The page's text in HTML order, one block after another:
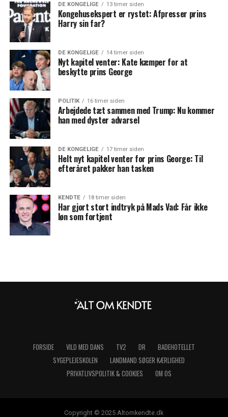
DE KONGELIGE 13 timer siden
Kongehusekspert er rystet: Afpresser prins
Harry sin far?
DE KONGELIGE 14 timer siden
Nyt kapitel venter: Kate kæmper for at
beskytte prins George
POLITIK 16 timer siden
Arbejdede tæt sammen med Trump: Nu kommer
han med dyster advarsel
DE KONGELIGE 17 timer siden
Helt nyt kapitel venter for prins George: Til
efteråret pakker han tasken
KENDTE 18 timer siden
Har gjort stort indtryk på Mads Vad: Får ikke
løn som fortjent
FORSIDE VILD MED DANS TV2 DR
BADEHOTELLET
SYGEPLEJESKOLEN
LANDMAND SØGER KÆRLIGHED
PRIVATLIVSPOLITIK & COOKIES
OM OS
Copyright © 2025 Altomkendte.dk